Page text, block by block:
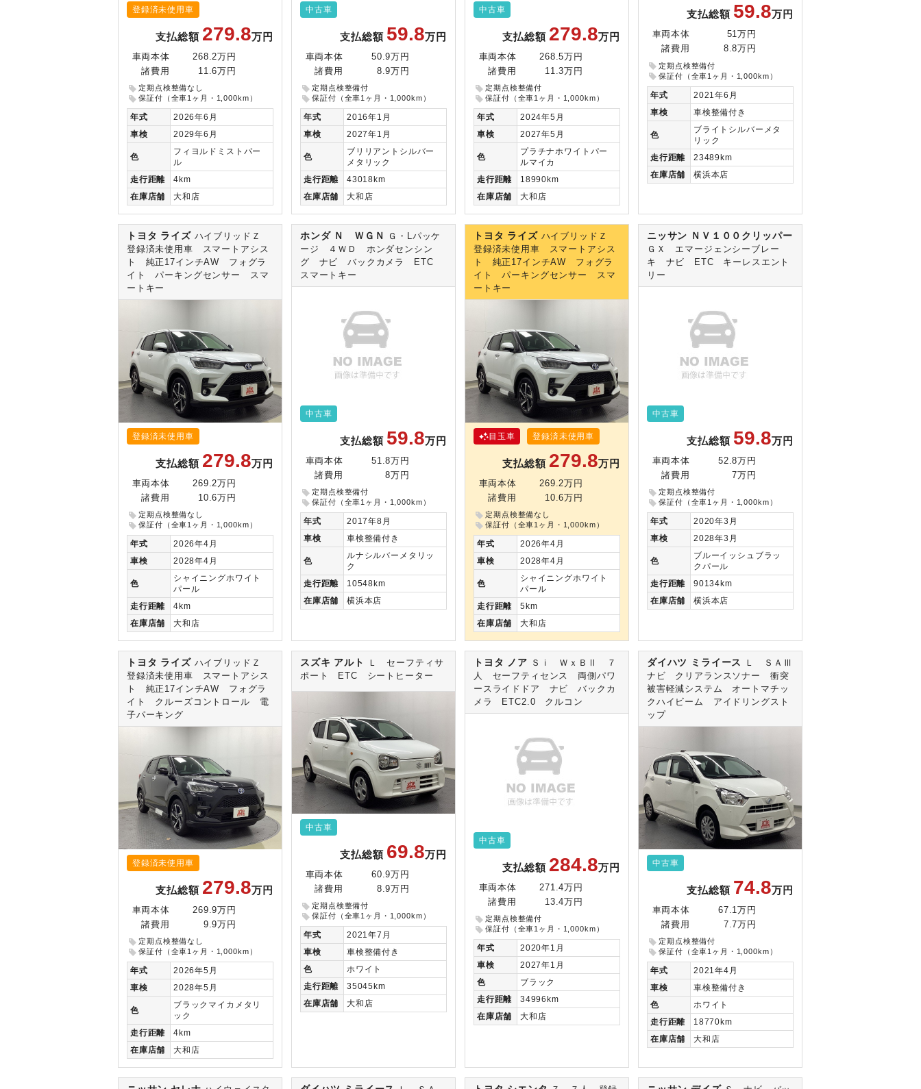
登録済未使用車
支払総額 279.8万円
車両本体
268.2万円
諸費用
11.6万円
定期点検整備なし
保証付（全車1ヶ月・1,000km）
年式
2026年6月
車検
2029年6月
色
フィヨルドミストパー
ル
走行距離
4km
在庫店舗 大和店
中古車
支払総額 59.8万円
車両本体
50.9万円
諸費用
8.9万円
定期点検整備付
保証付（全車1ヶ月・1,000km）
年式
2016年1月
車検
2027年1月
色
ブリリアントシルバー
メタリック
走行距離
43018km
在庫店舗 大和店
中古車
支払総額 279.8万円
車両本体
268.5万円
諸費用
11.3万円
定期点検整備付
保証付（全車1ヶ月・1,000km）
年式
2024年5月
車検
2027年5月
色
プラチナホワイトパー
ルマイカ
走行距離
18990km
在庫店舗 大和店
支払総額 59.8万円
車両本体
51万円
諸費用
8.8万円
定期点検整備付
保証付（全車1ヶ月・1,000km）
年式
2021年6月
車検
車検整備付き
色
ブライトシルバーメタ
リック
走行距離
23489km
在庫店舗 横浜本店
トヨタ ライズ ハイブリッドＺ
登録済未使用車 スマートアシス
ト 純正17インチAW フォグラ
イト パーキングセンサー スマ
ートキー
登録済未使用車
支払総額 279.8万円
車両本体
269.2万円
諸費用
10.6万円
定期点検整備なし
保証付（全車1ヶ月・1,000km）
年式
2026年4月
車検
2028年4月
色
シャイニングホワイト
パール
走行距離
4km
在庫店舗 大和店
ホンダ Ｎ ＷＧＮ
Ｇ・Lパッケ
ージ ４ＷＤ ホンダセンシン
グ ナビ バックカメラ ETC
スマートキー
中古車
支払総額 59.8万円
車両本体
51.8万円
諸費用
8万円
定期点検整備付
保証付（全車1ヶ月・1,000km）
年式
2017年8月
車検
車検整備付き
色
ルナシルバーメタリッ
ク
走行距離
10548km
在庫店舗 横浜本店
トヨタ ライズ ハイブリッドＺ
登録済未使用車 スマートアシス
ト 純正17インチAW フォグラ
イト パーキングセンサー スマ
ートキー
目玉車 登録済未使用車
支払総額 279.8万円
車両本体
269.2万円
諸費用
10.6万円
定期点検整備なし
保証付（全車1ヶ月・1,000km）
年式
2026年4月
車検
2028年4月
色
シャイニングホワイト
パール
走行距離
5km
在庫店舗 大和店
ニッサン ＮＶ１００クリッパー
ＧＸ エマージェンシーブレー
キ ナビ ETC キーレスエント
リー
中古車
支払総額 59.8万円
車両本体
52.8万円
諸費用
7万円
定期点検整備付
保証付（全車1ヶ月・1,000km）
年式
2020年3月
車検
2028年3月
色
ブルーイッシュブラッ
クパール
走行距離
90134km
在庫店舗 横浜本店
トヨタ ライズ ハイブリッドＺ
登録済未使用車 スマートアシス
ト 純正17インチAW フォグラ
イト クルーズコントロール 電
子パーキング
登録済未使用車
支払総額 279.8万円
車両本体
269.9万円
諸費用
9.9万円
定期点検整備なし
保証付（全車1ヶ月・1,000km）
年式
2026年5月
車検
2028年5月
色
ブラックマイカメタリ
ック
走行距離
4km
在庫店舗 大和店
スズキ アルト
Ｌ セーフティサ
ポート ETC シートヒーター
中古車
支払総額 69.8万円
車両本体
60.9万円
諸費用
8.9万円
定期点検整備付
保証付（全車1ヶ月・1,000km）
年式
2021年7月
車検
車検整備付き
色
ホワイト
走行距離
35045km
在庫店舗 大和店
トヨタ ノア
Ｓｉ ＷｘＢⅡ ７
人 セーフティセンス 両側パワ
ースライドドア ナビ バックカ
メラ ETC2.0 クルコン
中古車
支払総額 284.8万円
車両本体
271.4万円
諸費用
13.4万円
定期点検整備付
保証付（全車1ヶ月・1,000km）
年式
2020年1月
車検
2027年1月
色
ブラック
走行距離
34996km
在庫店舗 大和店
ダイハツ ミライース
Ｌ ＳＡⅢ
ナビ クリアランスソナー 衝突
被害軽減システム オートマチッ
クハイビーム アイドリングスト
ップ
中古車
支払総額 74.8万円
車両本体
67.1万円
諸費用
7.7万円
定期点検整備付
保証付（全車1ヶ月・1,000km）
年式
2021年4月
車検
車検整備付き
色
ホワイト
走行距離
18770km
在庫店舗 大和店